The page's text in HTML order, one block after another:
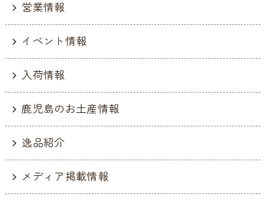
営業情報
イベント情報
入荷情報
鹿児島のお土産情報
逸品紹介
メディア掲載情報